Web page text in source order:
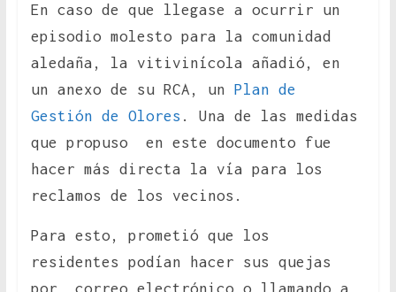
En caso de que llegase a ocurrir un
episodio molesto para la comunidad
aledaña, la vitivinícola añadió, en
un anexo de su RCA, un Plan de
Gestión de Olores . Una de las medidas
que propuso en este documento fue
hacer más directa la vía para los
reclamos de los vecinos.
Para esto, prometió que los
residentes podían hacer sus quejas